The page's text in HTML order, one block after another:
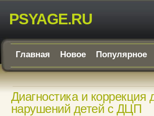
PSYAGE.RU
Главная Новое Популярное
Диагностика и коррекция
нарушений детей с ДЦП